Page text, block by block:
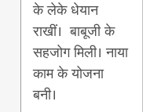
के लेके धेयान
राखीं। बाबूजी के
सहजोग मिली। नाया
काम के योजना
बनी।